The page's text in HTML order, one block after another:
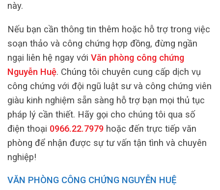
này.
Nếu bạn cần thông tin thêm hoặc hỗ trợ trong việc
soạn thảo và công chứng hợp đồng, đừng ngần
ngại liên hệ ngay với Văn phòng công chứng
Nguyễn Huệ. Chúng tôi chuyên cung cấp dịch vụ
công chứng với đội ngũ luật sư và công chứng viên
giàu kinh nghiệm sẵn sàng hỗ trợ bạn mọi thủ tục
pháp lý cần thiết. Hãy gọi cho chúng tôi qua số
điện thoại 0966.22.7979 hoặc đến trực tiếp văn
phòng để nhận được sự tư vấn tận tình và chuyên
nghiệp!
VĂN PHÒNG CÔNG CHỨNG NGUYỄN HUỆ